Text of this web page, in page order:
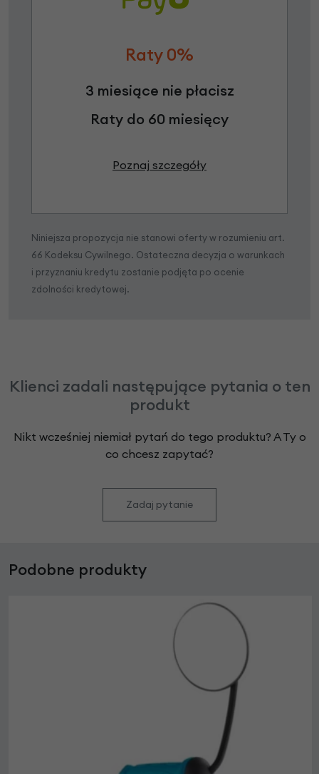
Raty 0%
3 miesiące nie płacisz
Raty do 60 miesięcy
Poznaj szczegóły
Niniejsza propozycja nie stanowi oferty w rozumieniu art.
66 Kodeksu Cywilnego. Ostateczna decyzja o warunkach
i przyznaniu kredytu zostanie podjęta po ocenie
zdolności kredytowej.
Klienci zadali następujące pytania o ten
produkt
Nikt wcześniej niemiał pytań do tego produktu? A Ty o
co chcesz zapytać?
Zadaj pytanie
Podobne produkty